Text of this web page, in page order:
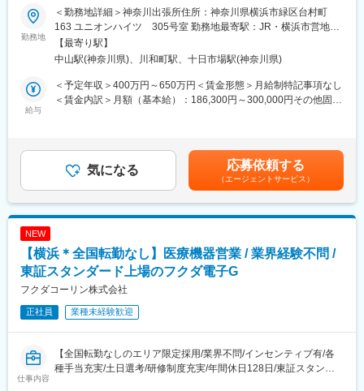
まっており、従来から求められているプロセス耐性だけでなく、
複雑な3D構造への製膜も求められ始めています。プリカーサー事
業では、化学合成チームや解析センター、海外の関係会社との密
な社内連携に加え、装置メーカーや顧客と直接協力しながら最先
商品化プロセスに主体的に関わるやりがいのある仕事であり、日
常的に海外との協業も活発に行われているため、グローバルな視
変更の範囲：当社業務全般
■業務内容
当社の営業担当として、セコム提携病院をはじめとした各医療機
関のお客様に対して医療機器・医療材料の提案営業を担当してい
ただきます。
お客様である医療機関をご訪問し、医師をはじめとした医療現場
スタッフのご要望をお聞きし、ご要望にマッチした医療機器・材
料を探しご提案。その後は、商品の納品やアフターフォローを行
お客様はセコム提携病院を中心とした既存顧客が大半です。長期
的な信頼関係を構築しながら、医療現場を支えていく営業スタイ
セコムグループの一員として医療機器の提案・販売を行う当社で
は、近年、セコム提携医療機関からの案件が増加しており、業績
は継続的に拡大しています。
長し、社員数も140名から161名へ増加するなど、事業規模を着実
の増強を目的とした増員採用を実施します。
医療業界に興味を持ち、専門知識を身につけながら長期的に成長
勤務地
＜勤務地詳細＞神奈川出張所住所：神奈川県横浜市緑区台村町
163 ユニオンハイツ 305号室 勤務地最寄駅：JR・横浜市営地下
鉄線／中山駅受動喫煙対策：屋内全面禁煙変更の範囲：会社の定
める事業所
【最寄り駅】
中山駅(神奈川県)、川和町駅、十日市場駅(神奈川県)
給与
＜予定年収＞400万円～650万円＜賃金形態＞月給制特記事項なし
＜賃金内訳＞月額（基本給）：186,300円～300,000円その他固定
む）＜昇給有無＞有＜残業手当＞有＜給与補足＞※給与は前職・経
験を考慮の上決定■昇給：年1回（4月）■賞与：年2回（6・12
月） 賞与実績:基本給の5.2ヵ月(前年度実績)賃金はあくまでも目
安の金額であり、選考を通じて上下する可能性があります。月給
(月額)は固定手当を含めた表記です。
気になる 応募依頼する
（エージェントサービス）
NEW
【横浜＊全国転勤なし】医療機器営業 / 業界経験不問 /
東証スタンダード上場のフクダ電子G
フクダコーリン株式会社
正社員 業種未経験歓迎
仕事内容
【全国転勤なしのエリア限定採用/業界不問/インセンティブ有/各
種手当充実/土日選考/研修制度充実/年間休日128日/東証スタンダ